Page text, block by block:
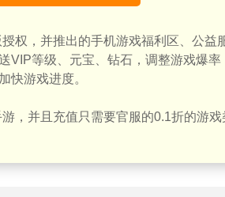
权，并推出的手机游戏福利区、公益
VIP等级、元宝、钻石，调整游戏爆
快游戏进度。
，并且充值只需要官服的0.1折的游